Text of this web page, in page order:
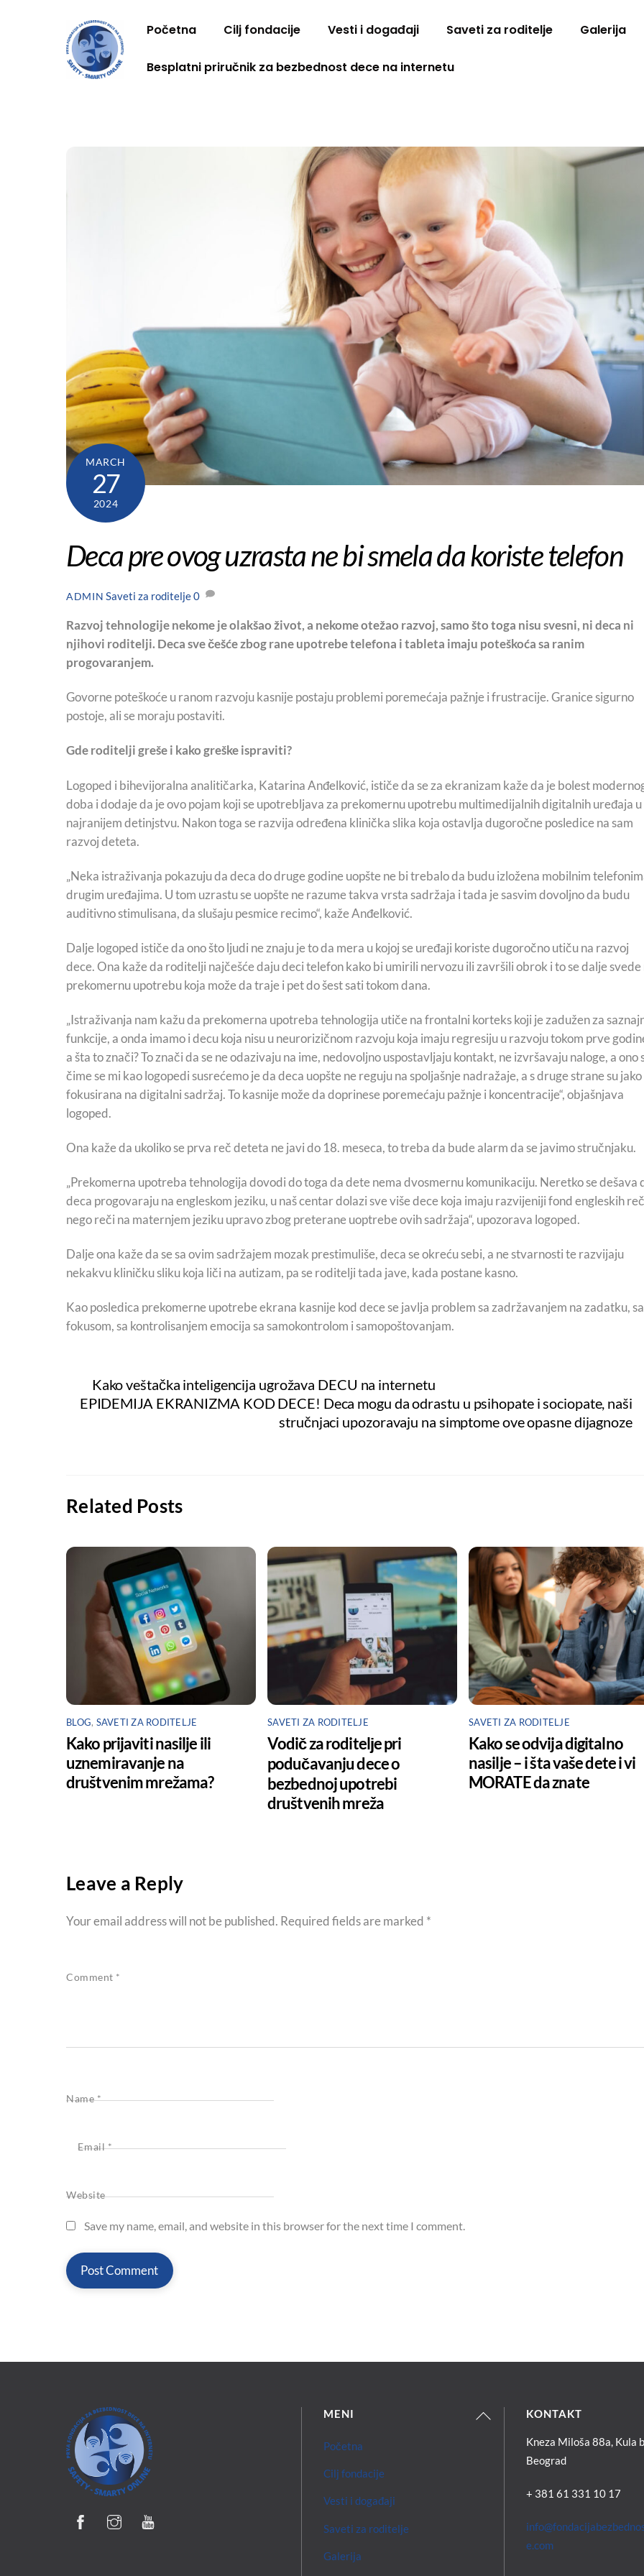
Početna Cilj fondacije Vesti i događaji Saveti za roditelje Galerija
Besplatni priručnik za bezbednost dece na internetu
MARCH
27
2024
Deca pre ovog uzrasta ne bi smela da koriste telefon
ADMIN Saveti za roditelje0
Razvoj tehnologije nekome je olakšao život, a nekome otežao razvoj, samo što toga nisu svesni, ni deca ni
njihovi roditelji. Deca sve češće zbog rane upotrebe telefona i tableta imaju poteškoća sa ranim
progovaranjem.
Govorne poteškoće u ranom razvoju kasnije postaju problemi poremećaja pažnje i frustracije. Granice sigurno
postoje, ali se moraju postaviti.
Gde roditelji greše i kako greške ispraviti?
Logoped i bihevijoralna analitičarka, Katarina Anđelković, ističe da se za ekranizam kaže da je bolest
doba i dodaje da je ovo pojam koji se upotrebljava za prekomernu upotrebu multimedijalnih digitalnih uređaja u
najranijem detinjstvu. Nakon toga se razvija određena klinička slika koja ostavlja dugoročne posledice na sam
razvoj deteta.
„Neka istraživanja pokazuju da deca do druge godine uopšte ne bi trebalo da budu izložena mobilnim
drugim uređajima. U tom uzrastu se uopšte ne razume takva vrsta sadržaja i tada je sasvim dovoljno da budu
auditivno stimulisana, da slušaju pesmice recimo“, kaže Anđelković.
Dalje logoped ističe da ono što ljudi ne znaju je to da mera u kojoj se uređaji koriste dugoročno utiču na razvoj
dece. Ona kaže da roditelji najčešće daju deci telefon kako bi umirili nervozu ili završili obrok i to se dalje svede
prekomernu upotrebu koja može da traje i pet do šest sati tokom dana.
„Istraživanja nam kažu da prekomerna upotreba tehnologija utiče na frontalni korteks koji je zadužen za
funkcije, a onda imamo i decu koja nisu u neurorizičnom razvoju koja imaju regresiju u razvoju tokom prve
a šta to znači? To znači da se ne odazivaju na ime, nedovoljno uspostavljaju kontakt, ne izvršavaju naloge, a ono
čime se mi kao logopedi susrećemo je da deca uopšte ne reguju na spoljašnje nadražaje, a s druge strane su jako
fokusirana na digitalni sadržaj. To kasnije može da doprinese poremećaju pažnje i koncentracije“, objašnjava
logoped.
Ona kaže da ukoliko se prva reč deteta ne javi do 18. meseca, to treba da bude alarm da se javimo stručnjaku.
„Prekomerna upotreba tehnologija dovodi do toga da dete nema dvosmernu komunikaciju. Neretko se dešava
deca progovaraju na engleskom jeziku, u naš centar dolazi sve više dece koja imaju razvijeniji fond engleskih
nego reči na maternjem jeziku upravo zbog preterane uoptrebe ovih sadržaja“, upozorava logoped.
Dalje ona kaže da se sa ovim sadržajem mozak prestimuliše, deca se okreću sebi, a ne stvarnosti te razvijaju
nekakvu kliničku sliku koja liči na autizam, pa se roditelji tada jave, kada postane kasno.
Kao posledica prekomerne upotrebe ekrana kasnije kod dece se javlja problem sa zadržavanjem na zadatku, sa
fokusom, sa kontrolisanjem emocija sa samokontrolom i samopoštovanjam.
Kako veštačka inteligencija ugrožava DECU na internetu
EPIDEMIJA EKRANIZMA KOD DECE! Deca mogu da odrastu u psihopate i sociopate, naši
stručnjaci upozoravaju na simptome ove opasne dijagnoze
Related Posts
BLOG, SAVETI ZA RODITELJE
Kako prijaviti nasilje ili
uznemiravanje na
društvenim mrežama?
SAVETI ZA RODITELJE
Vodič za roditelјe pri
podučavanju dece o
bezbednoj upotrebi
društvenih mreža
SAVETI ZA RODITELJE
Kako se odvija digitalno
nasilje – i šta vaše dete i vi
MORATE da znate
Leave a Reply
Your email address will not be published. Required fields are marked *
Comment *
Name*
Email*
Website
Save my name, email, and website in this browser for the next time I comment.
Back
MENI
Početna
Cilj fondacije
Vesti i događaji
Saveti za roditelje
Galerija
KONTAKT
Kneza Miloša 88a, Kula
Beograd
+ 381 61 331 10 17
e.com